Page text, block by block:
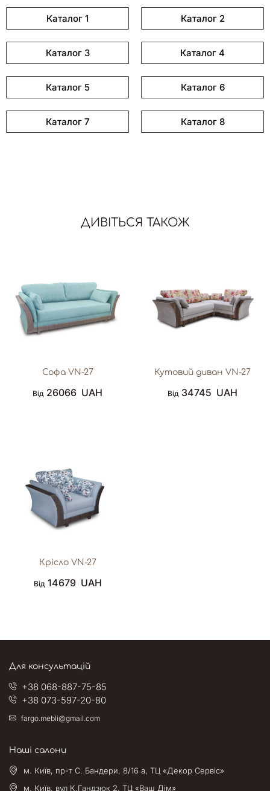
Каталог 1 Каталог 2
Каталог 3 Каталог 4
Каталог 5 Каталог 6
Каталог 7 Каталог 8
ДИВІТЬСЯ ТАКОЖ
Софа VN-27
Від 26066 UAH
Кутовий диван VN-27
Від 34745 UAH
Крісло VN-27
Від 14679 UAH
Для консультацій
+38 068-887-75-85
+38 073-597-20-80
fargo.mebli@gmail.com
Наші салони
м. Київ, пр-т С. Бандери, 8/16 а, ТЦ «Декор Сервіс»
м. Київ, вул К.Гандзюк 2, ТЦ «Ваш Дім»